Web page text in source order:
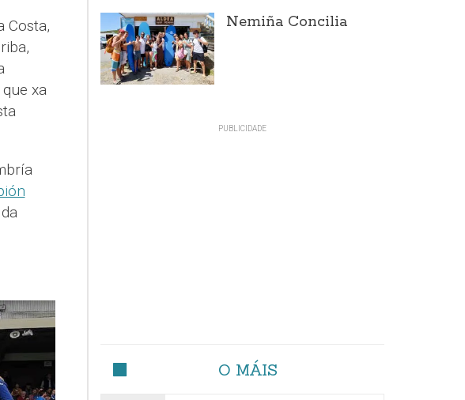
Costa,
xa
Nemiña Concilia
O MÁIS